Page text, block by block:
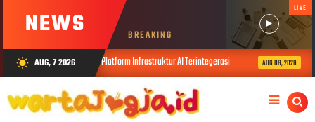
NEWS BREAKING
LIVE
wb_sunny AUG, 7 2026
Zankore by Indosat : Platform Infrastruktur AI Terintegerasi AUG 06, 2026 USD